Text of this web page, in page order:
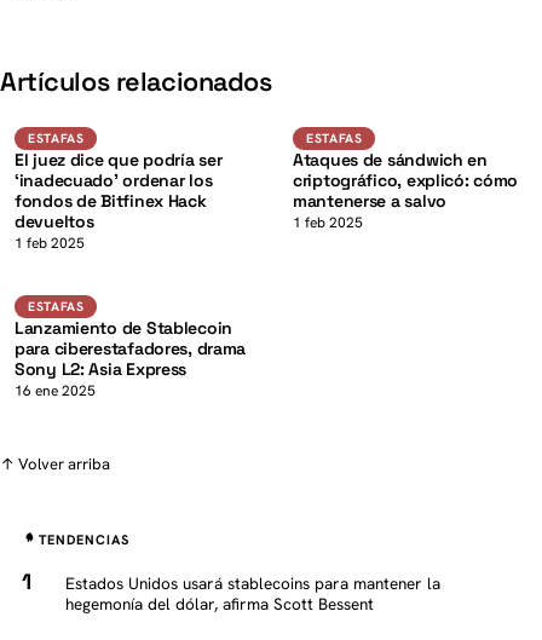
Artículos relacionados
Estafas K
ESTAFAS
El juez dice que podría ser
‘inadecuado’ ordenar los
fondos de Bitfinex Hack
devueltos
1 feb 2025
Estafas
ESTAFAS
Ataques de sándwich en
criptográfico, explicó: cómo
mantenerse a salvo
1 feb 2025
ESTAFAS K
ESTAFAS
Lanzamiento de Stablecoin
para ciberestafadores, drama
Sony L2: Asia Express
16 ene 2025
↑ Volver arriba
TENDENCIAS
Estados Unidos usará stablecoins para mantener la
hegemonía del dólar, afirma Scott Bessent